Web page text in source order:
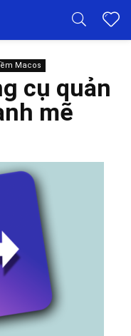
Macos
cụ quản
mẽ